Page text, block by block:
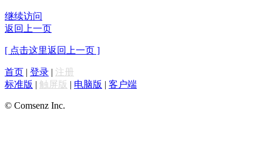
继续访问
返回上一页
[ 点击这里返回上一页 ]
首页 | 登录 | 注册
标准版 | 触屏版 | 电脑版 | 客户端
© Comsenz Inc.